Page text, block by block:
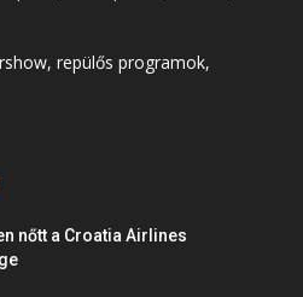
repülős programok,
nőtt a Croatia Airlines